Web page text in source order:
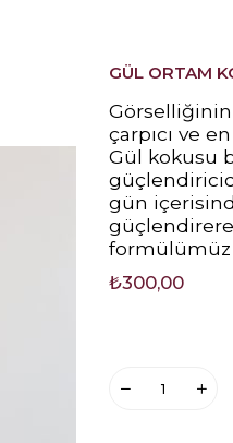
GÜL ORTAM
Görselliğinin
çarpıcı ve
Gül kokusu
gün
formülümüz
₺300,00